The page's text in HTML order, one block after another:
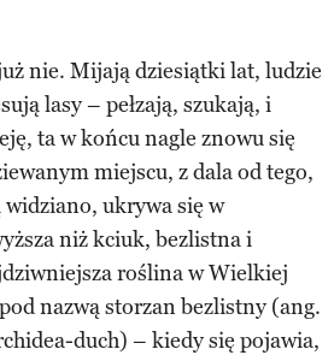
nie. Mijają dziesiątki lat, ludzie
lasy – pełzają, szukają, i
ta w końcu nagle znowu się
miejscu, z dala od tego,
ukrywa się w
niż kciuk, bezlistna i
roślina w Wielkiej
nazwą storzan bezlistny (ang.
duch) – kiedy się pojawia,